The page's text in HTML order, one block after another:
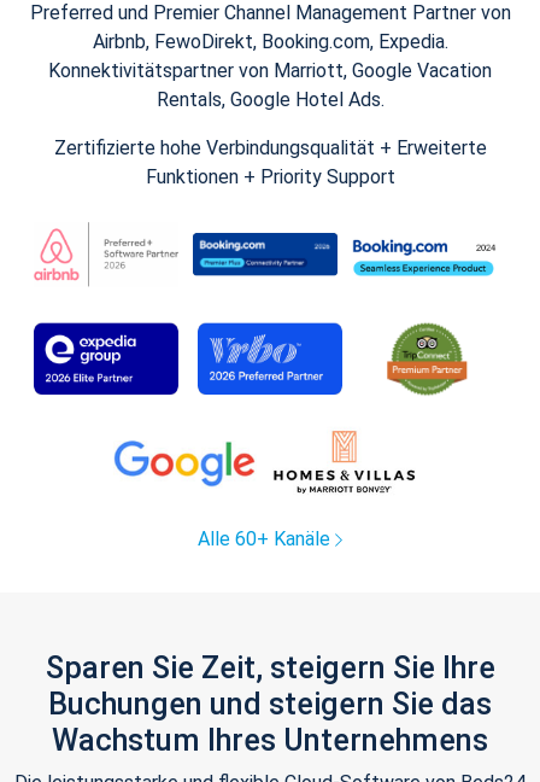
Preferred und Premier Channel Management Partner von
Airbnb, FewoDirekt, Booking.com, Expedia.
Konnektivitätspartner von Marriott, Google Vacation
Rentals, Google Hotel Ads.
Zertifizierte hohe Verbindungsqualität + Erweiterte
Funktionen + Priority Support
Alle 60+ Kanäle
Sparen Sie Zeit, steigern Sie Ihre
Buchungen und steigern Sie das
Wachstum Ihres Unternehmens